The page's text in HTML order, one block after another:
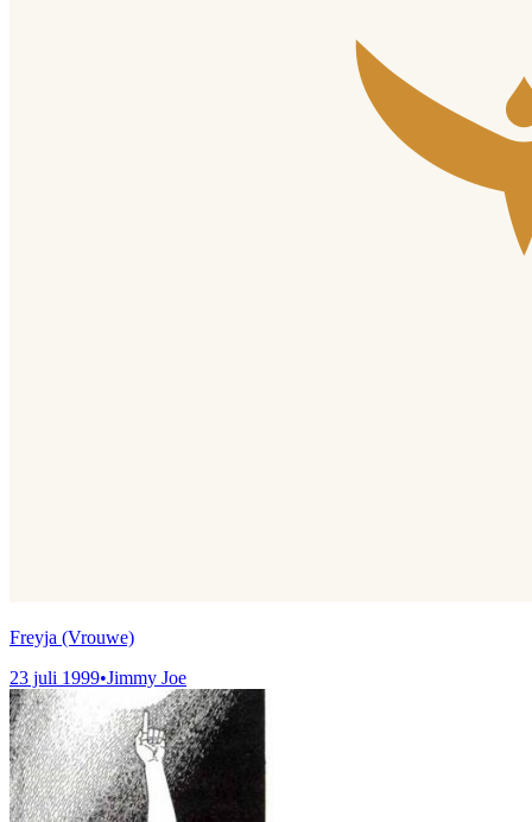
Freyja (Vrouwe)
23 juli 1999•Jimmy Joe